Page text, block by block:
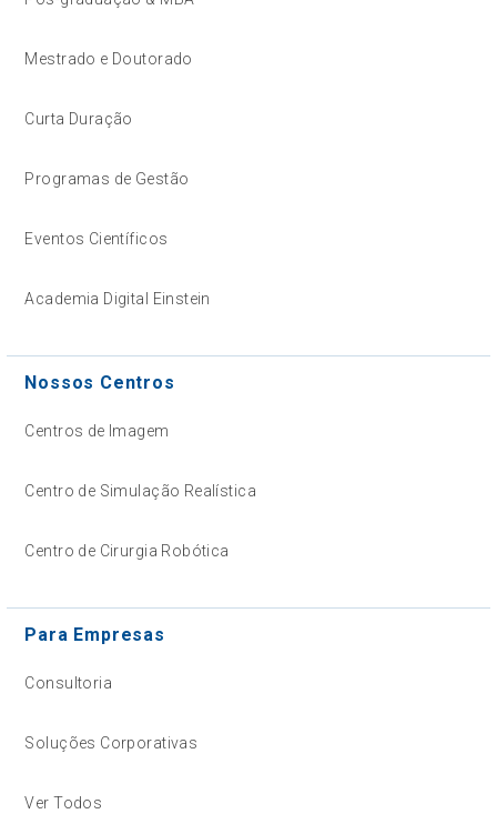
Mestrado e Doutorado
Curta Duração
Programas de Gestão
Eventos Científicos
Academia Digital Einstein
Nossos Centros
Centros de Imagem
Centro de Simulação Realística
Centro de Cirurgia Robótica
Para Empresas
Consultoria
Soluções Corporativas
Ver Todos